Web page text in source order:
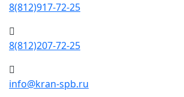
8(812)917-72-25
8(812)207-72-25
info@kran-spb.ru